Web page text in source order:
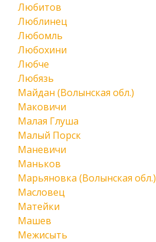
Любитов
Люблинец
Любомль
Любохини
Любче
Любязь
Майдан (Волынская обл.)
Маковичи
Малая Глуша
Малый Порск
Маневичи
Маньков
Марьяновка (Волынская обл.)
Масловец
Матейки
Машев
Межисыть